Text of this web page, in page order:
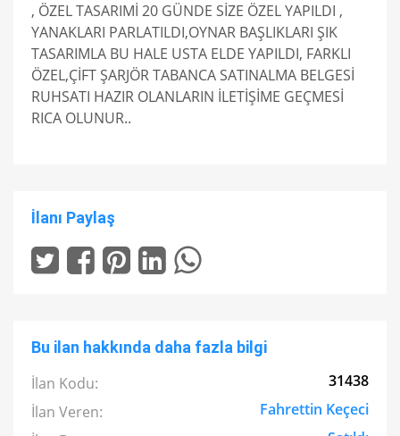
, ÖZEL TASARIMİ 20 GÜNDE SİZE ÖZEL YAPILDI ,
YANAKLARI PARLATILDI,OYNAR BAŞLIKLARI ŞIK
TASARIMLA BU HALE USTA ELDE YAPILDI, FARKLI
ÖZEL,ÇİFT ŞARJÖR TABANCA SATINALMA BELGESİ
RUHSATI HAZIR OLANLARIN İLETİŞİME GEÇMESİ
RICA OLUNUR..
İlanı Paylaş
Bu ilan hakkında daha fazla bilgi
İlan Kodu:
31438
İlan Veren:
Fahrettin Keçeci